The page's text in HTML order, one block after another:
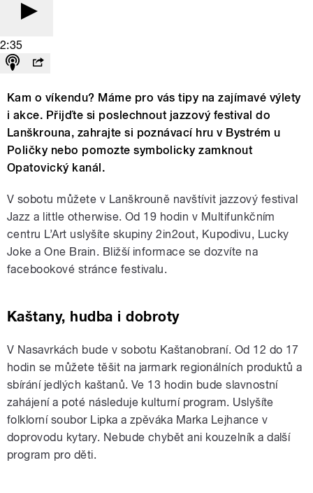
2:35
Kam o víkendu? Máme pro vás tipy na zajímavé výlety
i akce. Přijďte si poslechnout jazzový festival do
Lanškrouna, zahrajte si poznávací hru v Bystrém u
Poličky nebo pomozte symbolicky zamknout
Opatovický kanál.
V sobotu můžete v Lanškrouně navštívit jazzový festival
Jazz a little otherwise. Od 19 hodin v Multifunkčním
centru L’Art uslyšíte skupiny 2in2out, Kupodivu, Lucky
Joke a One Brain. Bližší informace se dozvíte na
facebookové stránce festivalu.
Kaštany, hudba i dobroty
V Nasavrkách bude v sobotu Kaštanobraní. Od 12 do 17
hodin se můžete těšit na jarmark regionálních produktů a
sbírání jedlých kaštanů. Ve 13 hodin bude slavnostní
zahájení a poté následuje kulturní program. Uslyšíte
folklorní soubor Lipka a zpěváka Marka Lejhance v
doprovodu kytary. Nebude chybět ani kouzelník a další
program pro děti.